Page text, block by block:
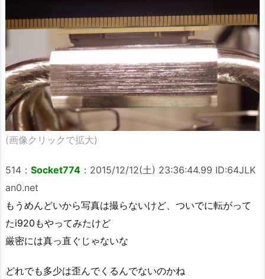
(画像クリックで拡大)
514 ： Socket774 ： 2015/12/12(土) 23:36:44.99 ID:64JLK
an0.net
もうめんどいから写真は撮らないけど、ついでに転がって
たi920もやってみたけど
厳密には真っ直ぐじゃないな
どれでも多少は歪んでくるんでないのかね